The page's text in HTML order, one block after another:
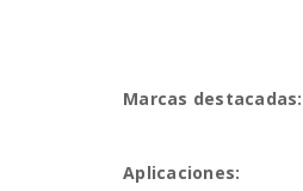
Marcas destacadas:
Aplicaciones: